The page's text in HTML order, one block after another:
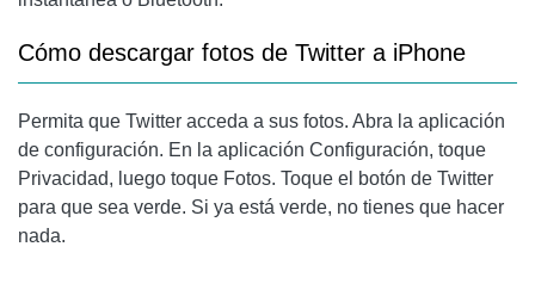
Cómo descargar fotos de Twitter a iPhone
Permita que Twitter acceda a sus fotos. Abra la aplicación
de configuración. En la aplicación Configuración, toque
Privacidad, luego toque Fotos. Toque el botón de Twitter
para que sea verde. Si ya está verde, no tienes que hacer
nada.